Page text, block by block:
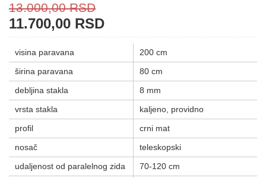
13.000,00RSD
11.700,00 RSD
visina paravana
200 cm
širina paravana
80 cm
debljina stakla
8 mm
vrsta stakla
kaljeno, providno
profil
crni mat
nosač
teleskopski
udaljenost od paralelnog zida
70-120 cm